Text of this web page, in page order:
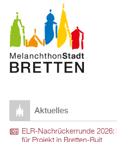
Aktuelles
ELR-Nachrückerrunde 2026: